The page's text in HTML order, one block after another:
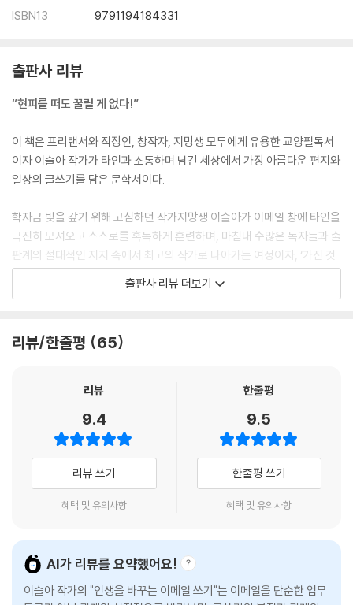
ISBN13
9791194184331
출판사 리뷰
“현피를 떠도 꿀릴 게 없다!”
이 책은 프리랜서와 직장인, 창작자, 지망생 모두에게 유용한 교양필독서
이자 이슬아 작가가 타인과 소통하며 남긴 세상에서 가장 아름다운 편지와
일상의 글쓰기를 담은 문학서이다.
학자금 빚을 갚기 위해 고심하던 작가지망생 이슬아가 이메일 창에 타인을
극진히 모셔오고 스스로를 혹독하게 훈련하며, 마침내 수많은 독자들과 출
판계의 절대적인 지지 속에서 최고의 작가로 나아가는 여정이자, ‘가진 것
이 별로 없던 한 인간’이 일과 삶에서 궁극의 경지를 이루어내는 과정에 대
적은 양으로 큰 변화를 만드는 문장력에 관한 이야기다.
잘 쓴 이메일을 주고받는 사람들의 일상은 어딘가 다르다.
오해가 줄고 마음을 얻고 때로는 돈도 더 크게 얻으며
일하는 자신을 꽤나 좋아할 수 있게 된다.
온갖 최신 기술이 판을 치는 이 시대에도
우리는 여전히 이메일이라는 올드미디어로 내밀한 업무를 주고받고 중대
한 결정을 내린다.
것이다.
이메일을 잘 쓴다는 건 나의 욕망과 상대의 욕망을 읽고
그 사이를 유창한 언어로 오가는 일이기 때문이다.
나는 이 기술이 필요하지 않은 세상을 상상하기가 어렵다._본문에서
출판사 리뷰 더보기
리뷰/한줄평 65
리뷰
9.4
리뷰 쓰기
혜택 및 유의사항
한줄평
9.5
한줄평 쓰기
혜택 및 유의사항
AI가 리뷰를 요약했어요!
이슬아 작가의 "인생을 바꾸는 이메일 쓰기"는 이메일을 단순한 업무